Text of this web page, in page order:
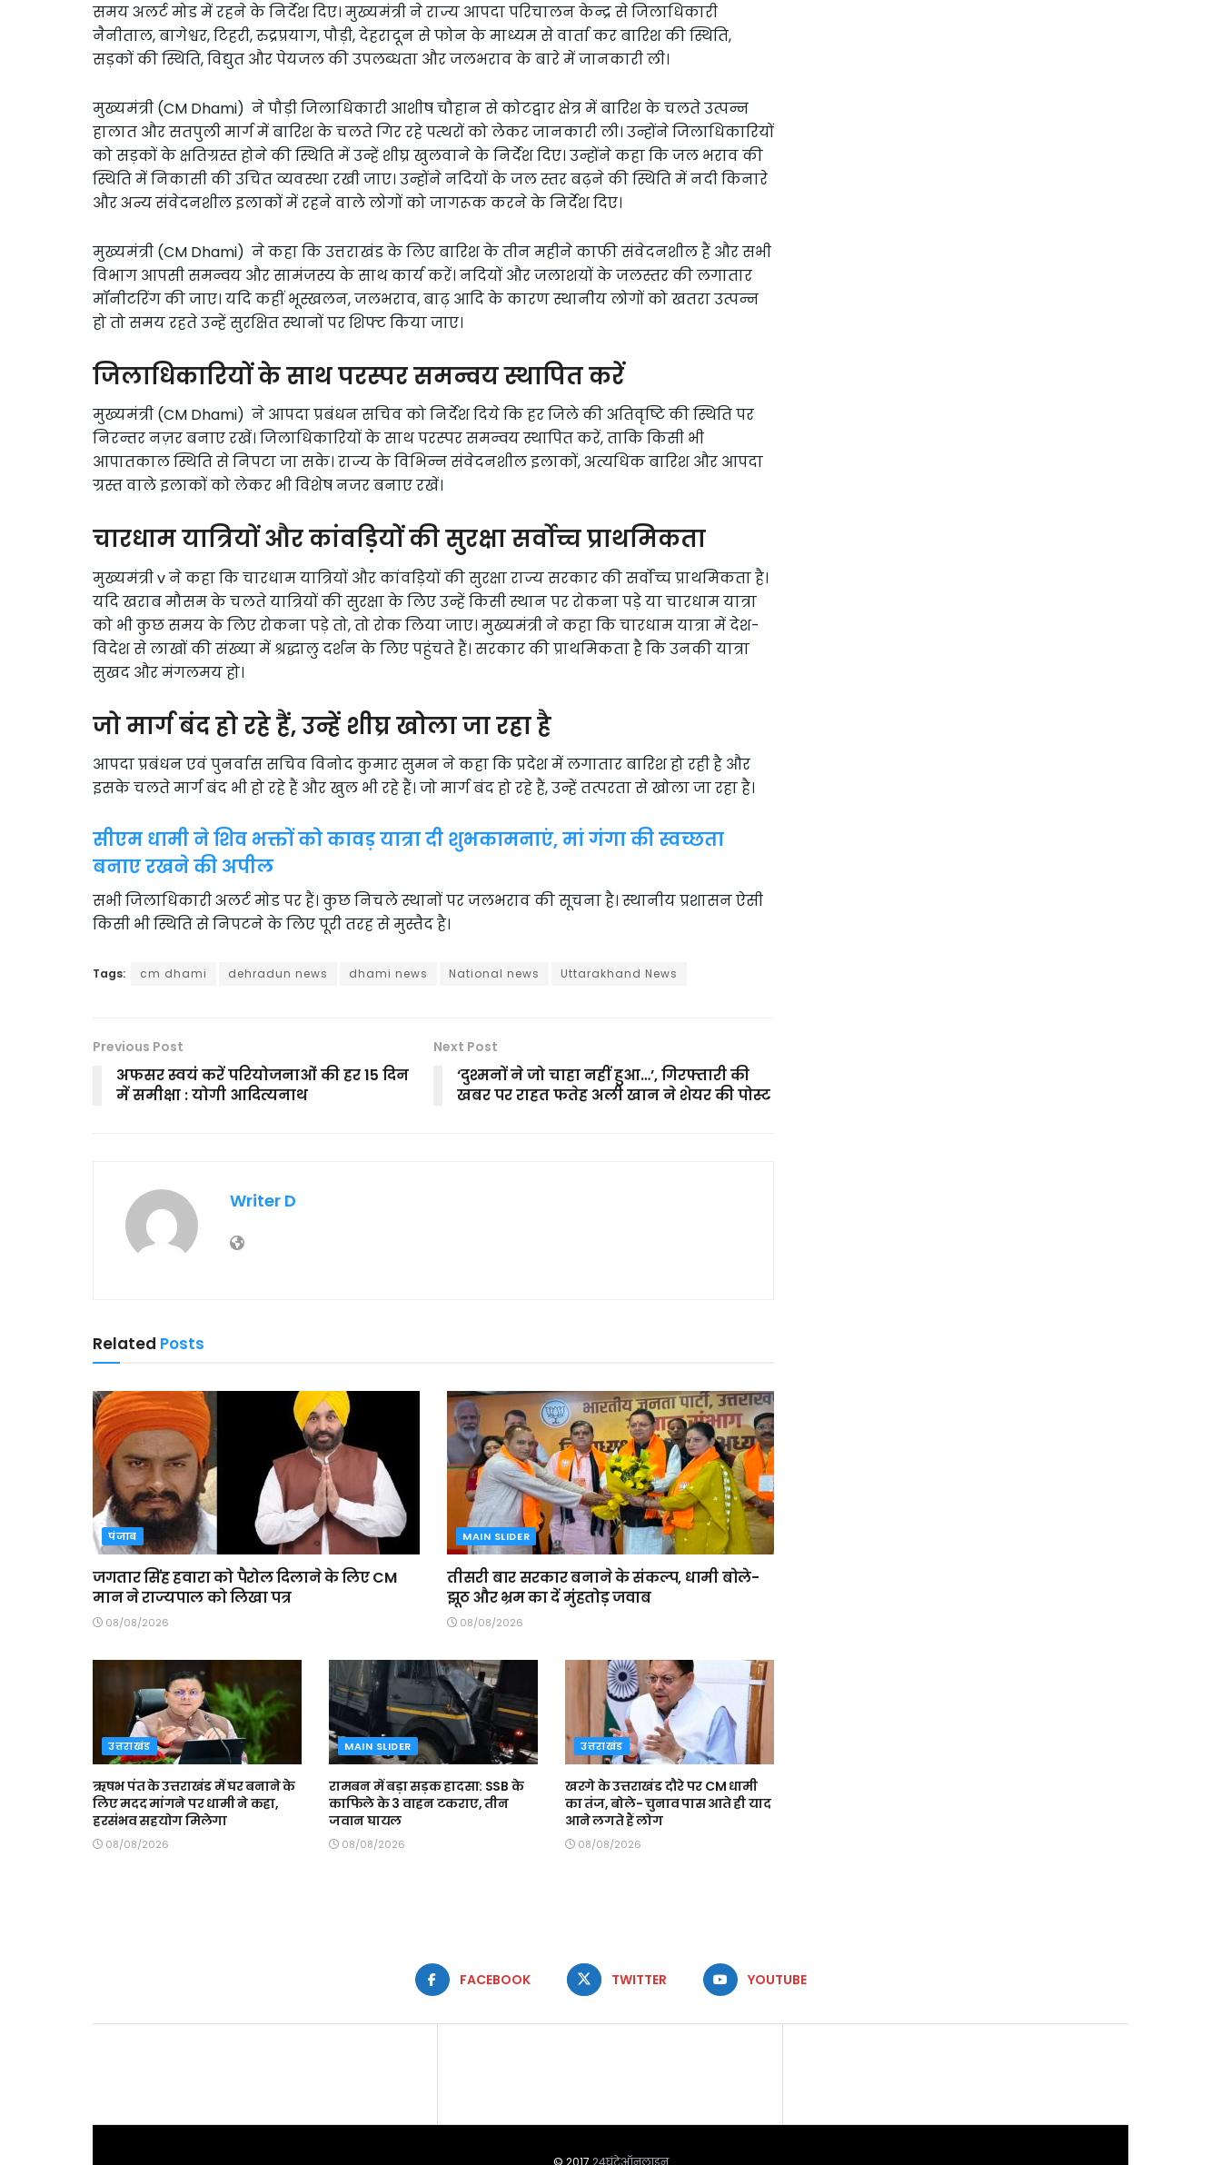
समय अलर्ट मोड में रहने के निर्देश दिए। मुख्यमंत्री ने राज्य आपदा परिचालन केन्द्र से जिलाधिकारी
नैनीताल, बागेश्वर, टिहरी, रुद्रप्रयाग, पौड़ी, देहरादून से फोन के माध्यम से वार्ता कर बारिश की स्थिति,
सड़कों की स्थिति, विद्युत और पेयजल की उपलब्धता और जलभराव के बारे में जानकारी ली।
मुख्यमंत्री (CM Dhami) ने पौड़ी जिलाधिकारी आशीष चौहान से कोटद्वार क्षेत्र में बारिश के चलते उत्पन्न
हालात और सतपुली मार्ग में बारिश के चलते गिर रहे पत्थरों को लेकर जानकारी ली। उन्होंने जिलाधिकारियों
को सड़कों के क्षतिग्रस्त होने की स्थिति में उन्हें शीघ्र खुलवाने के निर्देश दिए। उन्होंने कहा कि जल भराव की
स्थिति में निकासी की उचित व्यवस्था रखी जाए। उन्होंने नदियों के जल स्तर बढ़ने की स्थिति में नदी किनारे
और अन्य संवेदनशील इलाकों में रहने वाले लोगों को जागरूक करने के निर्देश दिए।
मुख्यमंत्री (CM Dhami) ने कहा कि उत्तराखंड के लिए बारिश के तीन महीने काफी संवेदनशील हैं और सभी
विभाग आपसी समन्वय और सामंजस्य के साथ कार्य करें। नदियों और जलाशयों के जलस्तर की लगातार
मॉनीटरिंग की जाए। यदि कहीं भूस्खलन, जलभराव, बाढ़ आदि के कारण स्थानीय लोगों को खतरा उत्पन्न
हो तो समय रहते उन्हें सुरक्षित स्थानों पर शिफ्ट किया जाए।
जिलाधिकारियों के साथ परस्पर समन्वय स्थापित करें
मुख्यमंत्री (CM Dhami) ने आपदा प्रबंधन सचिव को निर्देश दिये कि हर जिले की अतिवृष्टि की स्थिति पर
निरन्तर नज़र बनाए रखें। जिलाधिकारियों के साथ परस्पर समन्वय स्थापित करें, ताकि किसी भी
आपातकाल स्थिति से निपटा जा सके। राज्य के विभिन्न संवेदनशील इलाकों, अत्यधिक बारिश और आपदा
ग्रस्त वाले इलाकों को लेकर भी विशेष नजर बनाए रखें।
चारधाम यात्रियों और कांवड़ियों की सुरक्षा सर्वोच्च प्राथमिकता
मुख्यमंत्री v ने कहा कि चारधाम यात्रियों और कांवड़ियों की सुरक्षा राज्य सरकार की सर्वोच्च प्राथमिकता है।
यदि खराब मौसम के चलते यात्रियों की सुरक्षा के लिए उन्हें किसी स्थान पर रोकना पड़े या चारधाम यात्रा
को भी कुछ समय के लिए रोकना पड़े तो, तो रोक लिया जाए। मुख्यमंत्री ने कहा कि चारधाम यात्रा में देश-
विदेश से लाखों की संख्या में श्रद्धालु दर्शन के लिए पहुंचते हैं। सरकार की प्राथमिकता है कि उनकी यात्रा
सुखद और मंगलमय हो।
जो मार्ग बंद हो रहे हैं, उन्हें शीघ्र खोला जा रहा है
आपदा प्रबंधन एवं पुनर्वास सचिव विनोद कुमार सुमन ने कहा कि प्रदेश में लगातार बारिश हो रही है और
इसके चलते मार्ग बंद भी हो रहे हैं और खुल भी रहे हैं। जो मार्ग बंद हो रहे हैं, उन्हें तत्परता से खोला जा रहा है।
सीएम धामी ने शिव भक्तों को कावड़ यात्रा दी शुभकामनाएं, मां गंगा की स्वच्छता
बनाए रखने की अपील
सभी जिलाधिकारी अलर्ट मोड पर हैं। कुछ निचले स्थानों पर जलभराव की सूचना है। स्थानीय प्रशासन ऐसी
किसी भी स्थिति से निपटने के लिए पूरी तरह से मुस्तैद है।
Tags: cm dhami dehradun news dhami news National news Uttarakhand News
Previous Post
अफसर स्वयं करें परियोजनाओं की हर 15 दिन
में समीक्षा : योगी आदित्यनाथ
Next Post
‘दुश्मनों ने जो चाहा नहीं हुआ…’, गिरफ्तारी की
खबर पर राहत फतेह अली खान ने शेयर की पोस्ट
Writer D
Related Posts
पंजाब
जगतार सिंह हवारा को पैरोल दिलाने के लिए CM
मान ने राज्यपाल को लिखा पत्र
08/08/2026
MAIN SLIDER
तीसरी बार सरकार बनाने के संकल्प, धामी बोले-
झूठ और भ्रम का दें मुंहतोड़ जवाब
08/08/2026
उत्तराखंड
ऋषभ पंत के उत्तराखंड में घर बनाने के
लिए मदद मांगने पर धामी ने कहा,
हरसंभव सहयोग मिलेगा
08/08/2026
MAIN SLIDER
रामबन में बड़ा सड़क हादसा: SSB के
काफिले के 3 वाहन टकराए, तीन
जवान घायल
08/08/2026
उत्तराखंड
खरगे के उत्तराखंड दौरे पर CM धामी
का तंज, बोले- चुनाव पास आते ही याद
आने लगते हैं लोग
08/08/2026
FACEBOOK TWITTER YOUTUBE
© 2017 24घंटेऑनलाइन